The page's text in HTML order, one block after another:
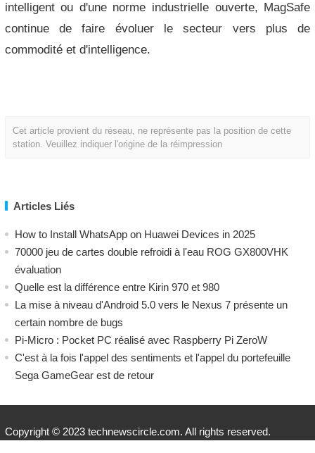
intelligent ou d'une norme industrielle ouverte, MagSafe
continue de faire évoluer le secteur vers plus de
commodité et d'intelligence.
Cet article provient du réseau, ne représente pas la position de cette
station. Veuillez indiquer l'origine de la réimpression
Articles Liés
How to Install WhatsApp on Huawei Devices in 2025
70000 jeu de cartes double refroidi à l'eau ROG GX800VHK
évaluation
Quelle est la différence entre Kirin 970 et 980
La mise à niveau d'Android 5.0 vers le Nexus 7 présente un
certain nombre de bugs
Pi-Micro : Pocket PC réalisé avec Raspberry Pi ZeroW
C'est à la fois l'appel des sentiments et l'appel du portefeuille
Sega GameGear est de retour
Copyright © 2023 technewscircle.com. All rights reserved.